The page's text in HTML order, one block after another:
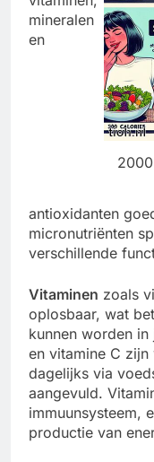
mineralen
en
antioxidanten
micronutriënten
verschillende
Vitaminen zoals
oplosbaar, wat
kunnen worden
en vitamine C
dagelijks via
aangevuld.
immuunsysteem,
productie van